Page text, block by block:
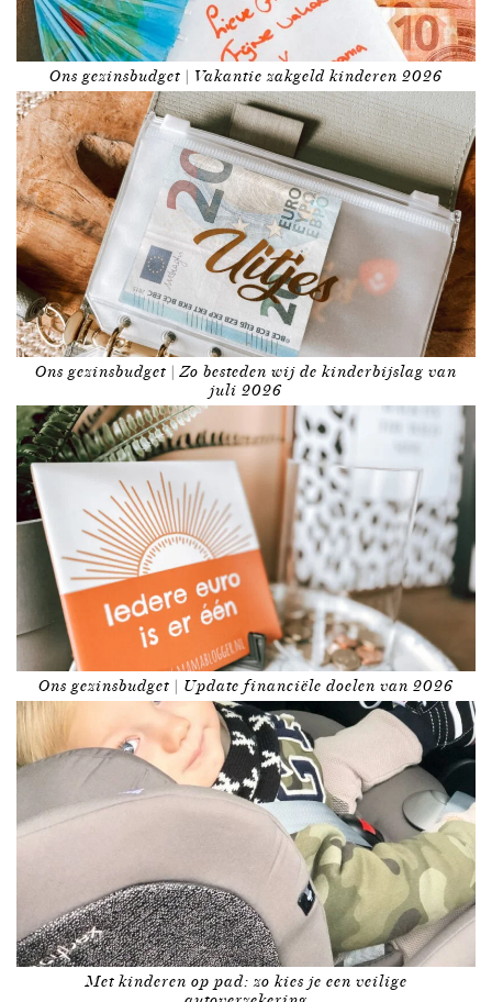
Ons gezinsbudget | Vakantie zakgeld kinderen 2026
Ons gezinsbudget | Zo besteden wij de kinderbijslag van
juli 2026
Ons gezinsbudget | Update financiële doelen van 2026
Met kinderen op pad: zo kies je een veilige